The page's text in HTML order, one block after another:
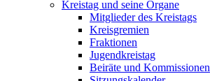
Kreistag und seine Organe
Mitglieder des Kreistags
Kreisgremien
Fraktionen
Jugendkreistag
Beiräte und Kommissionen